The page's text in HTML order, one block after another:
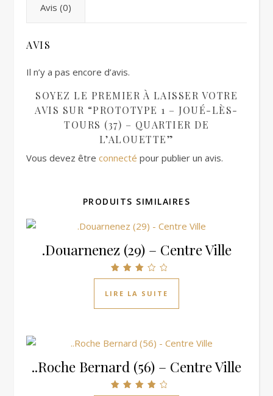
Avis (0)
AVIS
Il n’y a pas encore d’avis.
SOYEZ LE PREMIER À LAISSER VOTRE
AVIS SUR “PROTOTYPE 1 – JOUÉ-LÈS-
TOURS (37) – QUARTIER DE
L’ALOUETTE”
Vous devez être connecté pour publier un avis.
PRODUITS SIMILAIRES
.Douarnenez (29) – Centre Ville
Note
sur 5
LIRE LA SUITE
..Roche Bernard (56) – Centre Ville